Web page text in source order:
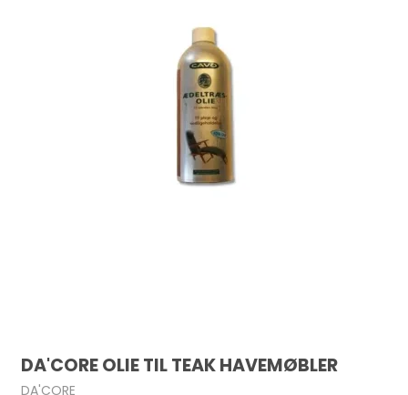
DA'CORE OLIE TIL TEAK HAVEMØBLER
DA'CORE